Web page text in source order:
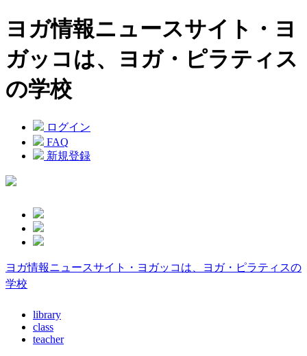
ヨガ情報ニュースサイト・ヨ
ガッコは、ヨガ・ピラティス
の学校
ログイン
FAQ
新規登録
ヨガ情報ニュースサイト・ヨガッコは、ヨガ・ピラティスの
学校
library
class
teacher